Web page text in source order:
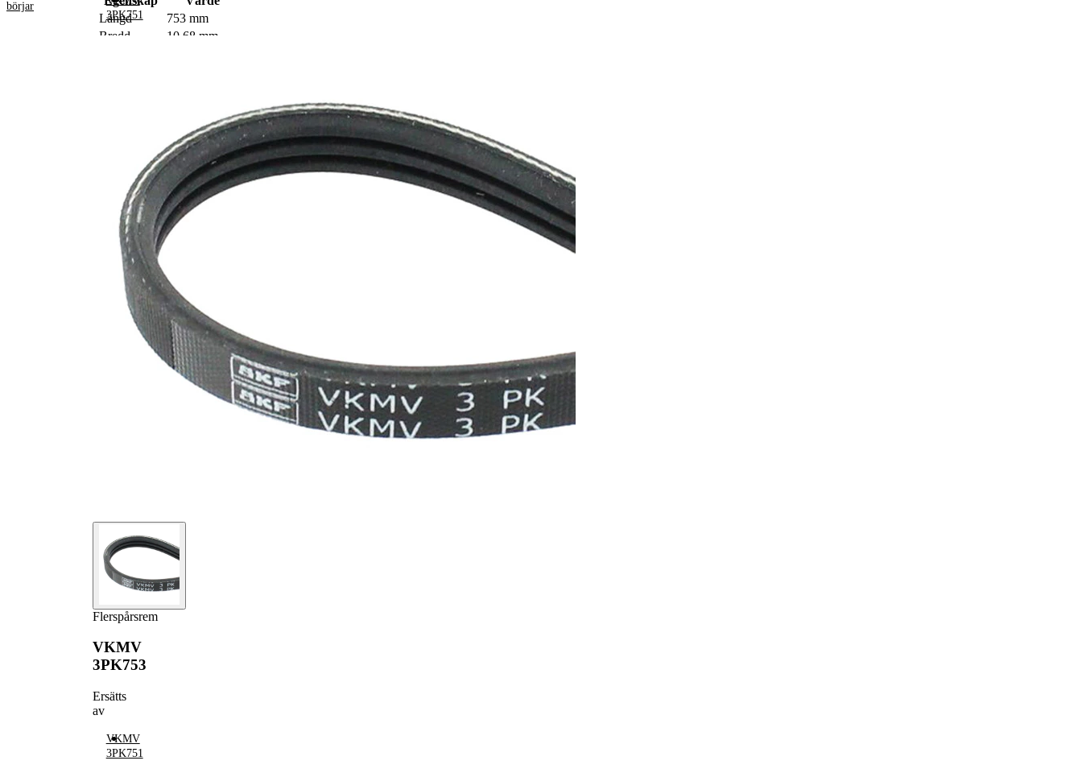
börjar
3PK751
Flerspårsrem
VKMV
3PK753
Ersätts
av
VKMV
3PK751
Längd
753 mm
Bredd
10,68 mm
Remmaterial
EPDM
(etylpropylen-
dien-gummi)